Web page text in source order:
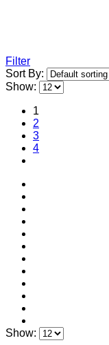
Filter
Sort By:
Show:
1
2
3
4
Show: